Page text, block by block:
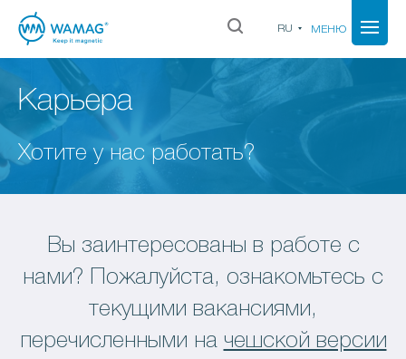
RU МЕНЮ
Карьера
Хотите у нас работать?
Вы заинтересованы в работе с
нами? Пожалуйста, ознакомьтесь с
текущими вакансиями,
перечисленными на чешской версии